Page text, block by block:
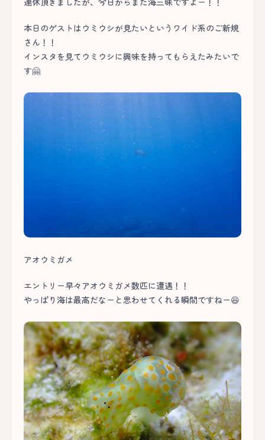
本日のゲストはウミウシが見たいというワイド系のご新規
さん！！
インスタを見てウミウシに興味を持ってもらえたみたいで
す🤗
アオウミガメ
エントリー早々アオウミガメ数匹に遭遇！！
やっぱり海は最高だなーと思わせてくれる瞬間ですねー😆